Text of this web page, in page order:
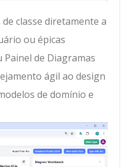
classe diretamente a
ou épicas
Painel de Diagramas
ágil ao design
de domínio e